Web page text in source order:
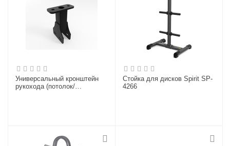
Универсальный кронштейн
рукохода (потолок/
Стойка для дисков Spirit SP-
4266